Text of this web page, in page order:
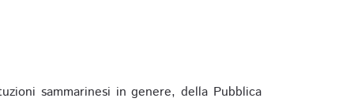
sammarinesi in genere, della Pubblica